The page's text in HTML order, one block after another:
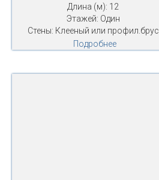
Длина (м): 12
Этажей: Один
Стены: Клееный или профил.брус
Подробнее